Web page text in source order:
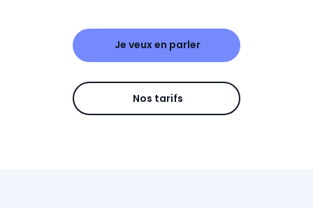
Je veux en parler
Nos tarifs